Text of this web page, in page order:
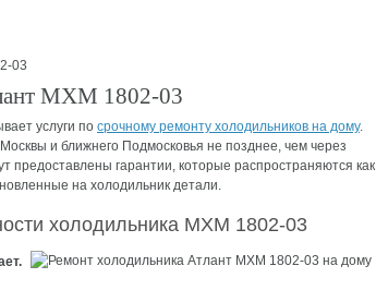
03
МХМ 1802-03
услуги по срочному ремонту холодильников на дому.
и ближнего Подмосковья не позднее, чем через
предоставлены гарантии, которые распространяются как
на холодильник детали.
холодильника МХМ 1802-03